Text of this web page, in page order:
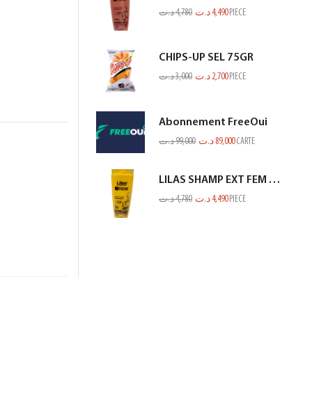
4,780د.ت 4,490 د.ت PIECE
CHIPS-UP SEL 75GR
3,000د.ت 2,700 د.ت PIECE
Abonnement FreeOui
99,000د.ت 89,000 د.ت CARTE
LILAS SHAMP EXT FEM SEC ET ABIME JAUNE 350ML
4,780د.ت 4,490 د.ت PIECE